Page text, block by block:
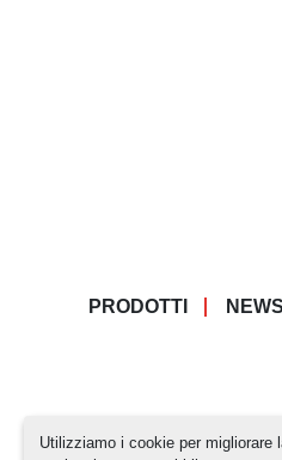
Utilizziamo i cookie per migliorare
PRODOTTI NEWS